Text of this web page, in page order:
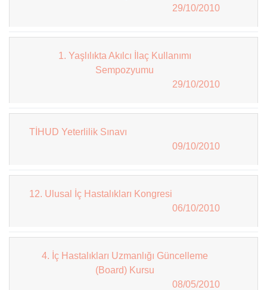
29/10/2010
1. Yaşlılıkta Akılcı İlaç Kullanımı
Sempozyumu
29/10/2010
TİHUD Yeterlilik Sınavı
09/10/2010
12. Ulusal İç Hastalıkları Kongresi
06/10/2010
4. İç Hastalıkları Uzmanlığı Güncelleme
(Board) Kursu
08/05/2010